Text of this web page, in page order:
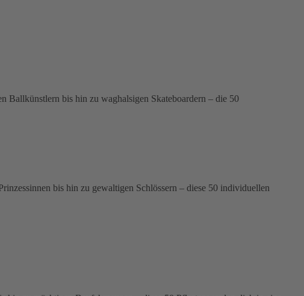
Ballkünstlern bis hin zu waghalsigen Skateboardern – die 50
bis hin zu gewaltigen Schlössern – diese 50 individuellen